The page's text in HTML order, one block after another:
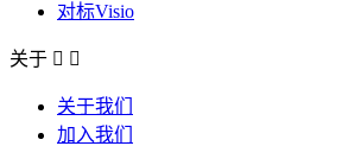
对标Visio
关于  
关于我们
加入我们